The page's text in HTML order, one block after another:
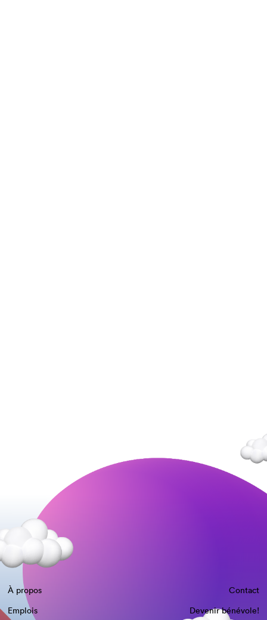
À propos
Contact
Emplois
Devenir bénévole!